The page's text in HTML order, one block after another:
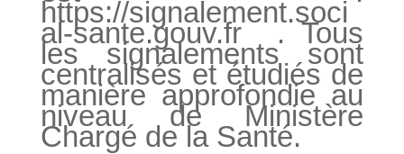
https://signalement.soci
al-sante.gouv.fr . Tous
les signalements sont
centralisés et étudiés de
manière approfondie au
niveau de Ministère
Chargé de la Santé.